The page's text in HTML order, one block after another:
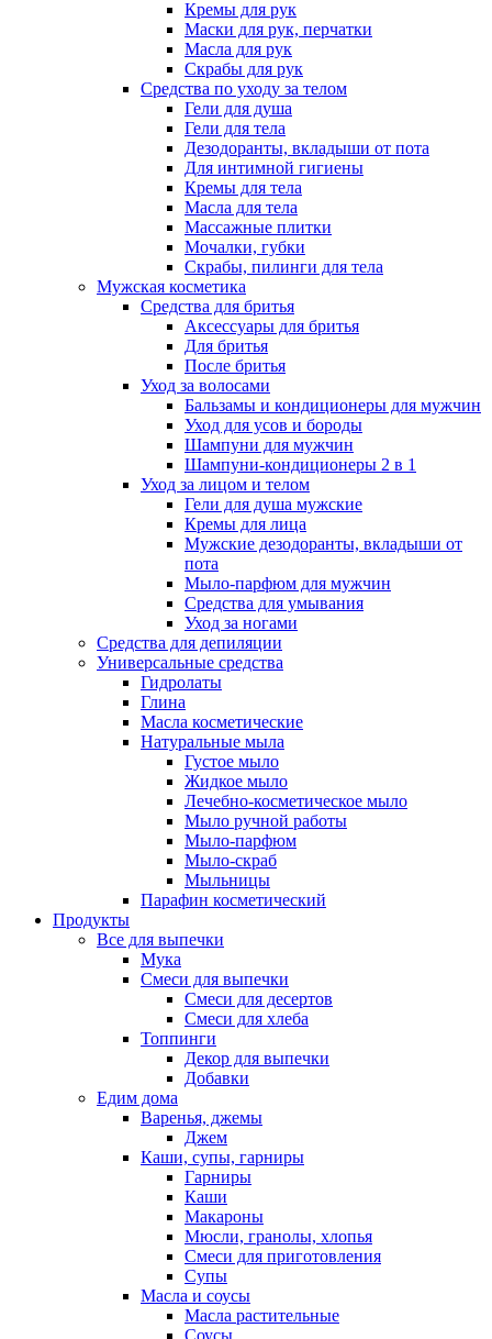
Кремы для рук
Маски для рук, перчатки
Масла для рук
Скрабы для рук
Средства по уходу за телом
Гели для душа
Гели для тела
Дезодоранты, вкладыши от пота
Для интимной гигиены
Кремы для тела
Масла для тела
Массажные плитки
Мочалки, губки
Скрабы, пилинги для тела
Мужская косметика
Средства для бритья
Аксессуары для бритья
Для бритья
После бритья
Уход за волосами
Бальзамы и кондиционеры для мужчин
Уход для усов и бороды
Шампуни для мужчин
Шампуни-кондиционеры 2 в 1
Уход за лицом и телом
Гели для душа мужские
Кремы для лица
Мужские дезодоранты, вкладыши от
пота
Мыло-парфюм для мужчин
Средства для умывания
Уход за ногами
Средства для депиляции
Универсальные средства
Гидролаты
Глина
Масла косметические
Натуральные мыла
Густое мыло
Жидкое мыло
Лечебно-косметическое мыло
Мыло ручной работы
Мыло-парфюм
Мыло-скраб
Мыльницы
Парафин косметический
Продукты
Все для выпечки
Мука
Смеси для выпечки
Смеси для десертов
Смеси для хлеба
Топпинги
Декор для выпечки
Добавки
Едим дома
Варенья, джемы
Джем
Каши, супы, гарниры
Гарниры
Каши
Макароны
Мюсли, гранолы, хлопья
Смеси для приготовления
Супы
Масла и соусы
Масла растительные
Соусы